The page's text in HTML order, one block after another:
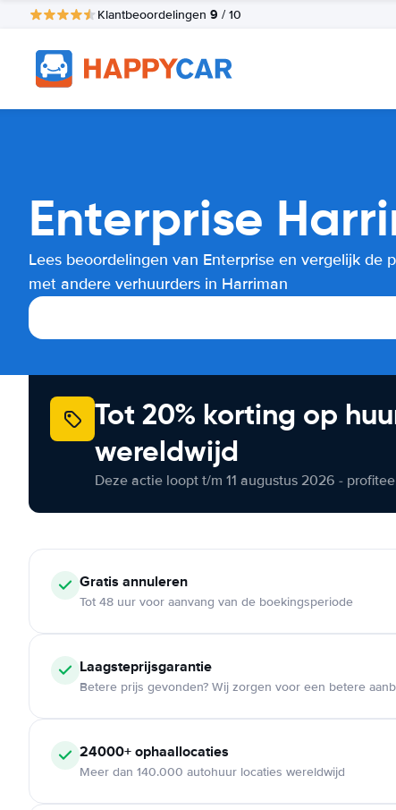
Klantbeoordelingen 9 / 10
Enterprise
Lees beoordelingen van Enterprise en vergelijk de
met andere verhuurders in Harriman
Tot 20% korting op
wereldwijd
Deze actie loopt t/m 11 augustus 2026 -
Gratis annuleren
Tot 48 uur voor aanvang van de boekingsperiode
Laagsteprijsgarantie
Betere prijs gevonden? Wij zorgen voor een betere
24000+ ophaallocaties
Meer dan 140.000 autohuur locaties wereldwijd